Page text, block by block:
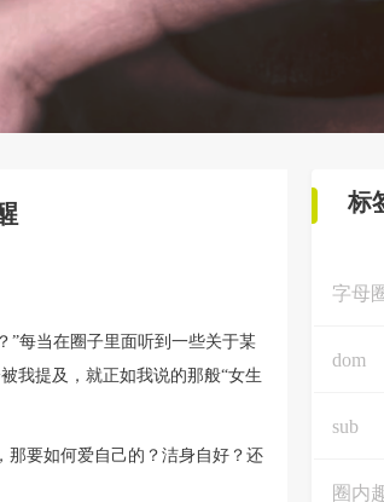
”每当在圈子里面听到一些关于某
我提及，就正如我说的那般“女生
那要如何爱自己的？洁身自好？还
标
字母
dom
sub
圈内